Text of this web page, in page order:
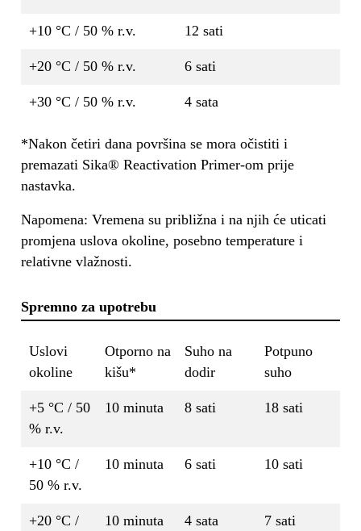
+10 °C / 50 % r.v. 12 sati
+20 °C / 50 % r.v. 6 sati
+30 °C / 50 % r.v. 4 sata
*Nakon četiri dana površina se mora očistiti i
premazati Sika® Reactivation Primer-om prije
nastavka.
Napomena: Vremena su približna i na njih će uticati
promjena uslova okoline, posebno temperature i
relativne vlažnosti.
Spremno za upotrebu
Uslovi
okoline
Otporno na
kišu*
Suho na
dodir
Potpuno
suho
+5 °C / 50
% r.v.
10 minuta 8 sati 18 sati
+10 °C /
50 % r.v.
10 minuta 6 sati 10 sati
+20 °C /
10 minuta 4 sata 7 sati